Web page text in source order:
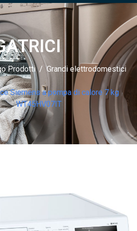
Prodotti
Grandi elettrodomestici
Siemens a pompa di calore 7 kg
WT45HV07IT